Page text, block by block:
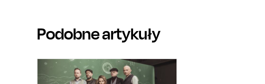
Podobne artykuły